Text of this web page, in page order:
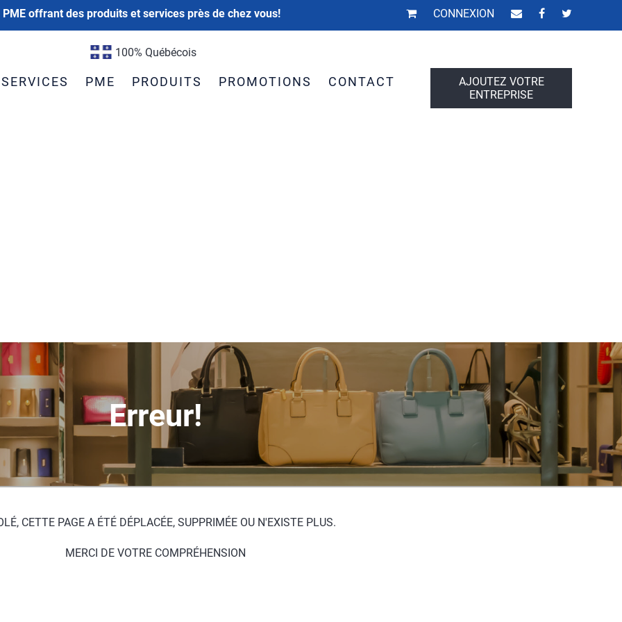
PME offrant des produits et services près de chez vous! CONNEXION
100% Québécois
AJOUTEZ VOTRE
ENTREPRISE
SERVICES PME PRODUITS PROMOTIONS CONTACT
Erreur!
CETTE PAGE A ÉTÉ DÉPLACÉE, SUPPRIMÉE OU N'EXISTE PLUS.
MERCI DE VOTRE COMPRÉHENSION